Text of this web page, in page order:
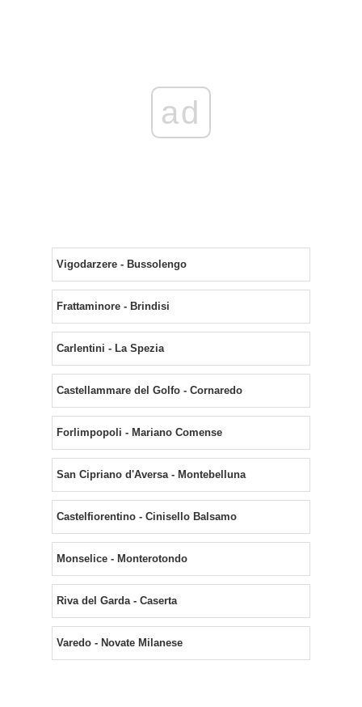
ad
Vigodarzere - Bussolengo
Frattaminore - Brindisi
Carlentini - La Spezia
Castellammare del Golfo - Cornaredo
Forlimpopoli - Mariano Comense
San Cipriano d'Aversa - Montebelluna
Castelfiorentino - Cinisello Balsamo
Monselice - Monterotondo
Riva del Garda - Caserta
Varedo - Novate Milanese